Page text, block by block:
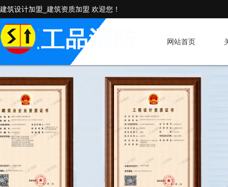
建筑设计加盟_建筑资质加盟 欢迎您！
网站首页